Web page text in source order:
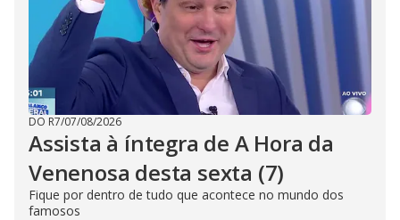
DO R7/07/08/2026
Assista à íntegra de A Hora da
Venenosa desta sexta (7)
Fique por dentro de tudo que acontece no mundo dos
famosos